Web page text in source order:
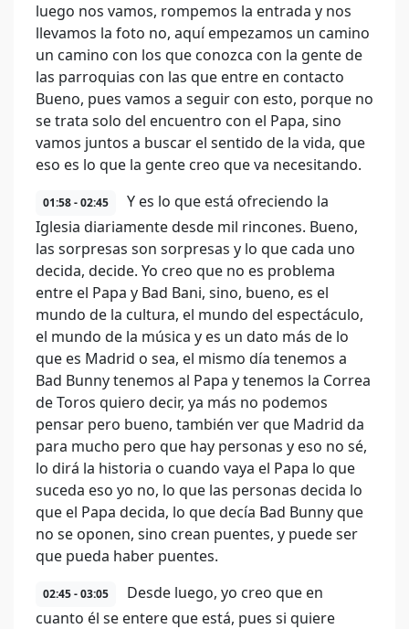
luego nos vamos, rompemos la entrada y nos
llevamos la foto no, aquí empezamos un camino
un camino con los que conozca con la gente de
las parroquias con las que entre en contacto
Bueno, pues vamos a seguir con esto, porque no
se trata solo del encuentro con el Papa, sino
vamos juntos a buscar el sentido de la vida, que
eso es lo que la gente creo que va necesitando.
01:58 - 02:45
Y es lo que está ofreciendo la
Iglesia diariamente desde mil rincones. Bueno,
las sorpresas son sorpresas y lo que cada uno
decida, decide. Yo creo que no es problema
entre el Papa y Bad Bani, sino, bueno, es el
mundo de la cultura, el mundo del espectáculo,
el mundo de la música y es un dato más de lo
que es Madrid o sea, el mismo día tenemos a
Bad Bunny tenemos al Papa y tenemos la Correa
de Toros quiero decir, ya más no podemos
pensar pero bueno, también ver que Madrid da
para mucho pero que hay personas y eso no sé,
lo dirá la historia o cuando vaya el Papa lo que
suceda eso yo no, lo que las personas decida lo
que el Papa decida, lo que decía Bad Bunny que
no se oponen, sino crean puentes, y puede ser
que pueda haber puentes.
02:45 - 03:05
Desde luego, yo creo que en
cuanto él se entere que está, pues si quiere